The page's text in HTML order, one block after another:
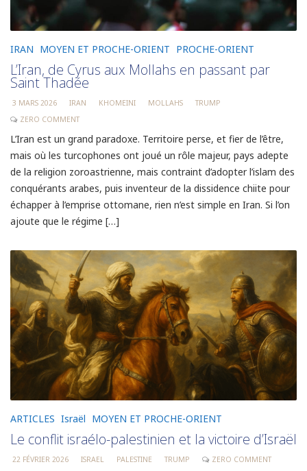
IRAN MOYEN ET PROCHE-ORIENT PROCHE-ORIENT
L’Iran, de Cyrus aux Mollahs en passant par
Saint Thadée
3 MARS 2026 IRAN KHOMEINI MOLLAHS
TRUMP
ZERO COMMENT
L’Iran est un grand paradoxe. Territoire perse, et fier de l’être,
mais où les turcophones ont joué un rôle majeur, pays adepte
de la religion zoroastrienne, mais contraint d’adopter l’islam des
conquérants arabes, puis inventeur de la dissidence chiite pour
échapper à l’emprise ottomane, rien n’est simple en Iran. Si l’on
ajoute que le régime […]
ARTICLES Israël MOYEN ET PROCHE-ORIENT
Le conflit israélo-palestinien et la victoire d’Israël
22 FÉVRIER 2026 ISRAEL PALESTINE TRUMP ZERO COMMENT